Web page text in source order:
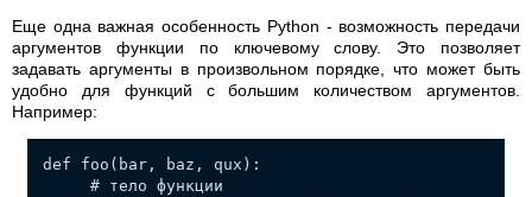
Еще одна важная особенность Python - возможность передачи
аргументов функции по ключевому слову. Это позволяет
задавать аргументы в произвольном порядке, что может быть
удобно для функций с большим количеством аргументов.
Например:
def foo(bar, baz, qux):
# тело функции